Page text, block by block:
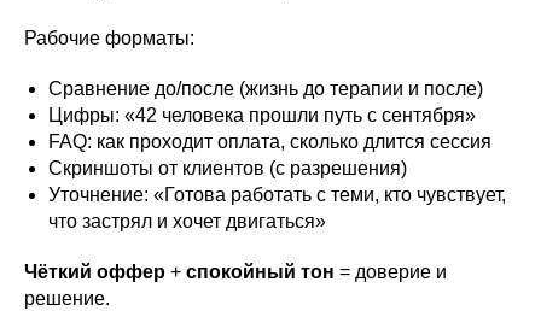
Рабочие форматы:
Сравнение до/после (жизнь до терапии и после)
Цифры: «42 человека прошли путь с сентября»
FAQ: как проходит оплата, сколько длится сессия
Скриншоты от клиентов (с разрешения)
Уточнение: «Готова работать с теми, кто чувствует,
что застрял и хочет двигаться»
Чёткий оффер + спокойный тон = доверие и
решение.